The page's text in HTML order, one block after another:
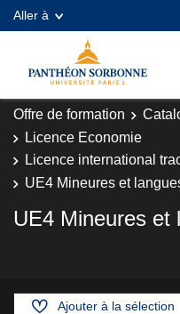
Aller à
Offre de formation
Licence Economie
Licence international
UE4 Mineures et
UE4 Mineures et
Ajouter à la sélection